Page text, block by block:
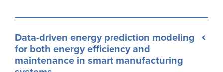
Data-driven energy prediction modeling
for both energy efficiency and
maintenance in smart manufacturing